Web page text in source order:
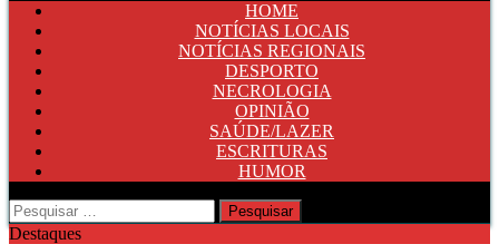
HOME
NOTÍCIAS LOCAIS
NOTÍCIAS REGIONAIS
DESPORTO
NECROLOGIA
OPINIÃO
SAÚDE/LAZER
ESCRITURAS
HUMOR
Pesquisar
por:
Destaques